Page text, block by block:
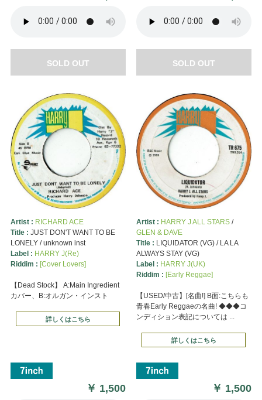
SOLD OUT SOLD OUT
Artist : RICHARD ACE
Title : JUST DON'T WANT TO BE
LONELY / unknown inst
Label : HARRY J(Re)
Riddim : [Cover Lovers]
【Dead Stock】 A:Main Ingredient
カバー、B:オルガン・インスト
詳しくはこちら
￥ 1,500
Artist : HARRY J ALL STARS/
GLEN & DAVE
Title : LIQUIDATOR (VG) / LA LA
ALWAYS STAY (VG)
Label : HARRY J(UK)
Riddim : [Early Reggae]
【USED/中古】[名曲!] B面:こちらも
青春Early Reggaeの名曲! ◆◆◆コ
ンディション表記については ...
詳しくはこちら
￥ 1,500